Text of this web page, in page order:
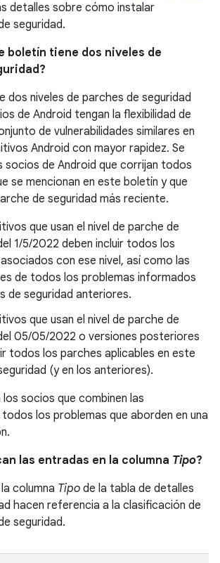
detalles sobre cómo instalar
seguridad.
boletín tiene dos niveles de
dos niveles de parches de seguridad
de Android tengan la flexibilidad de
de vulnerabilidades similares en
Android con mayor rapidez. Se
socios de Android que corrijan todos
se mencionan en este boletín y que
de seguridad más reciente.
que usan el nivel de parche de
1/5/2022 deben incluir todos los
con ese nivel, así como las
de todos los problemas informados
de seguridad anteriores.
que usan el nivel de parche de
05/05/2022 o versiones posteriores
todos los parches aplicables en este
(y en los anteriores).
socios que combinen las
los problemas que aborden en una
las entradas en la columna Tipo?
columna Tipo de la tabla de detalles
hacen referencia a la clasificación de
seguridad.